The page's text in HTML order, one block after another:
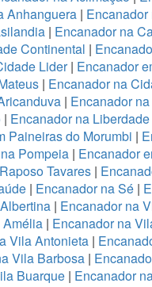
Anhanguera|
| Encanador na
Continental |
Lider| Encanador
| Encanador na
| Encanador
| Encanador na Liberdade
Paineiras do Morumbi |
Pompeia| Encanador
Tavares|
| Encanador na Sé|
| Encanador na
Amélia | Encanador na
Vila Antonieta |
Vila Barbosa|
Buarque | Encanador